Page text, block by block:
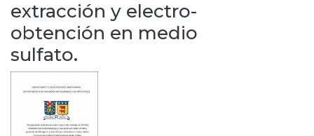
extracción y electro-
obtención en medio
sulfato.